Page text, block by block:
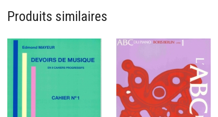
Produits similaires